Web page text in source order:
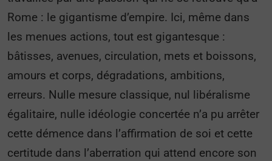
Rome : le gigantisme d’empire. Ici, même dans
les menues actions, tout est gigantesque :
bâtisses, avenues, circulation, mets et boissons,
amours et corps, dégradations, ambitions,
erreurs. Nulle mesure classique, nul libéralisme
égalitaire, nulle idéologie concertée n’a pu arrêter
cette démence dans l’affirmation de soi et cette
certitude dans l’aberration qui attend encore son